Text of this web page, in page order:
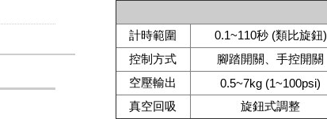
計時範圍
0.1~110秒 (類比旋鈕)
控制方式
腳踏開關、手控開關
空壓輸出
0.5~7kg (1~100psi)
真空回吸
旋鈕式調整